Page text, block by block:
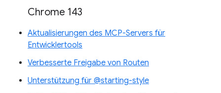
Chrome 143
Aktualisierungen des MCP-Servers für
Entwicklertools
Verbesserte Freigabe von Routen
Unterstützung für @starting-style